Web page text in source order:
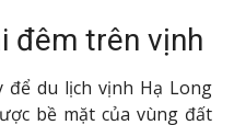
đêm trên vịnh
để du lịch vịnh Hạ Long
bề mặt của vùng đất